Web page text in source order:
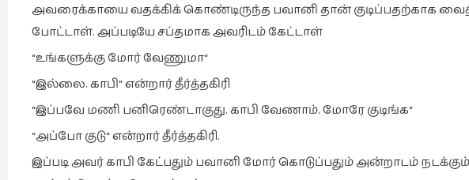
அவரைக்காயை வதக்கிக் கொண்டிருந்த பவானி தான் குடிப்பதற்காக
போட்டாள். அப்படியே சப்தமாக அவரிடம் கேட்டாள்
“உங்களுக்கு மோர் வேணுமா“
“இல்லை. காபி“ என்றார் தீர்த்தகிரி
“இப்பவே மணி பனிரெண்டாகுது. காபி வேணாம். மோரே குடிங்க“
“அப்போ குடு“ என்றார் தீர்த்தகிரி.
இப்படி அவர் காபி கேட்பதும் பவானி மோர் கொடுப்பதும் அன்றாடம்